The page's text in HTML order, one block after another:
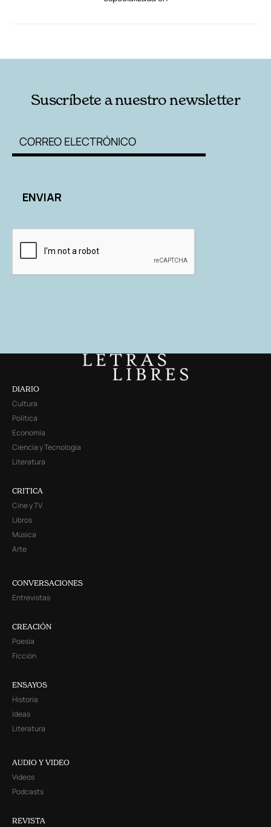
Suscríbete a nuestro newsletter
DIARIO
Cultura
Política
Economía
Ciencia y Tecnología
Literatura
CRITICA
Cine y TV
Libros
Música
Arte
CONVERSACIONES
Entrevistas
CREACIÓN
Poesía
Ficción
ENSAYOS
Historia
Ideas
Literatura
AUDIO Y VIDEO
Videos
Podcasts
REVISTA